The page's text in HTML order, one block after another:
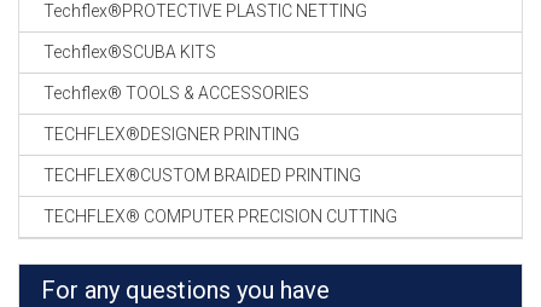
Techflex®PROTECTIVE PLASTIC NETTING
Techflex®SCUBA KITS
Techflex® TOOLS & ACCESSORIES
TECHFLEX®DESIGNER PRINTING
TECHFLEX®CUSTOM BRAIDED PRINTING
TECHFLEX® COMPUTER PRECISION CUTTING
For any questions you have